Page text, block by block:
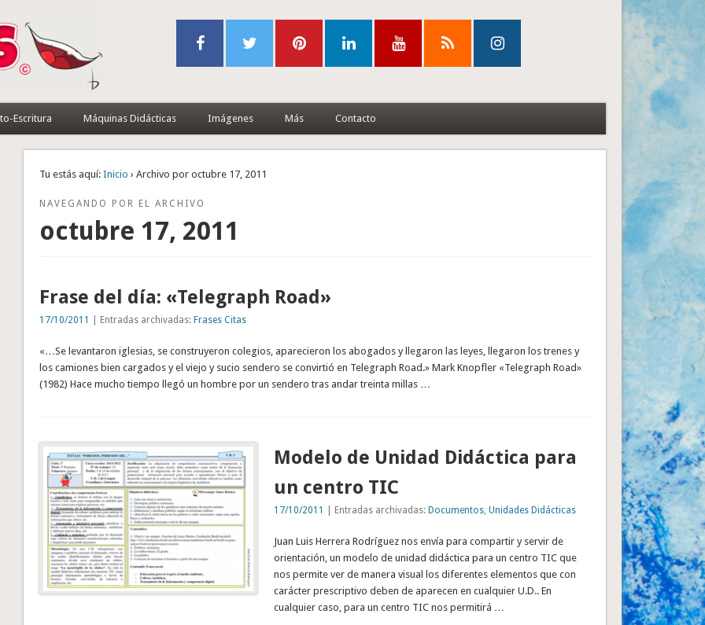
Escritura Máquinas Didácticas Imágenes Más Contacto
Tu estás aquí: Inicio › Archivo por octubre 17, 2011
NAVEGANDO POR EL ARCHIVO
octubre 17, 2011
Frase del día: «Telegraph Road»
17/10/2011 | Entradas archivadas:Frases Citas
«…Se levantaron iglesias, se construyeron colegios, aparecieron los abogados y llegaron las leyes, llegaron los trenes y
los camiones bien cargados y el viejo y sucio sendero se convirtió en Telegraph Road.» Mark Knopfler «Telegraph Road»
(1982) Hace mucho tiempo llegó un hombre por un sendero tras andar treinta millas …
Modelo de Unidad Didáctica para
un centro TIC
17/10/2011 | Entradas archivadas: Documentos, Unidades Didácticas
Juan Luis Herrera Rodríguez nos envía para compartir y servir de
orientación, un modelo de unidad didáctica para un centro TIC que
nos permite ver de manera visual los diferentes elementos que con
carácter prescriptivo deben de aparecen en cualquier U.D.. En
cualquier caso, para un centro TIC nos permitirá …